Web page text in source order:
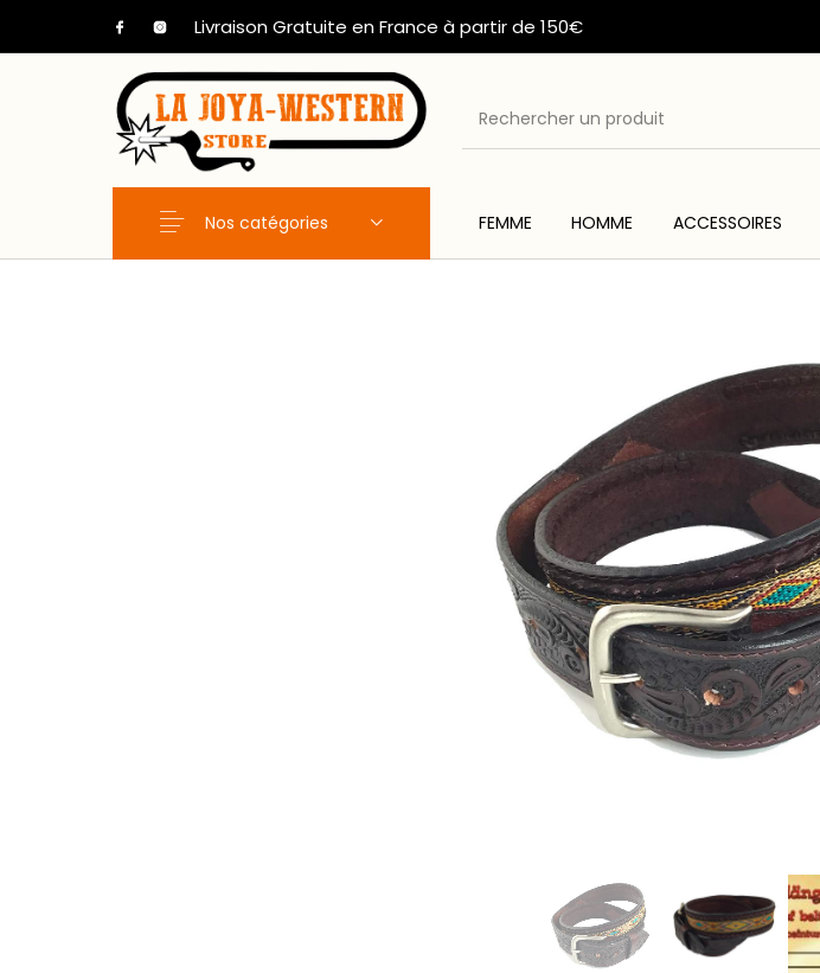
Livraison Gratuite en France à partir de 150€
FEMME HOMME ACCESSOIRES
Nos catégories